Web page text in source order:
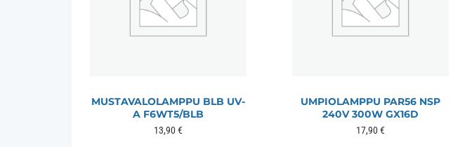
MUSTAVALOLAMPPU BLB UV-
A F6WT5/BLB
13,90€
UMPIOLAMPPU PAR56 NSP
240V 300W GX16D
17,90€